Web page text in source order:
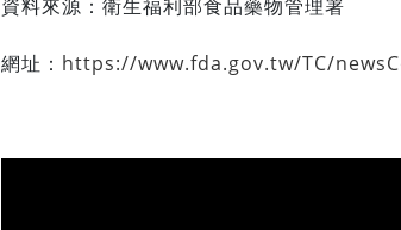
資料來源： 衛生福利部食品藥物管理署
網址： https://www.fda.gov.tw/TC/